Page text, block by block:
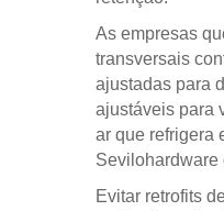
As empresas
transversais
ajustadas para
ajustáveis para
ar que refrigera
Sevilohardware
Evitar retrofits